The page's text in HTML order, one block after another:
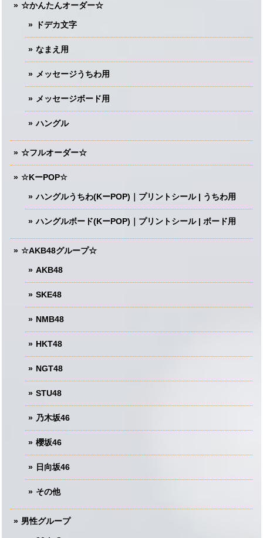
☆かんたんオーダー☆
ドデカ文字
なまえ用
メッセージうちわ用
メッセージボード用
ハングル
☆フルオーダー☆
☆KーPOP☆
ハングルうちわ(KーPOP)｜プリントシール | うちわ用
ハングルボード(KーPOP)｜プリントシール | ボード用
☆AKB48グループ☆
AKB48
SKE48
NMB48
HKT48
NGT48
STU48
乃木坂46
櫻坂46
日向坂46
その他
男性グループ